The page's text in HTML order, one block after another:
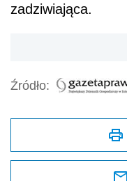
zadziwiająca.
Źródło: